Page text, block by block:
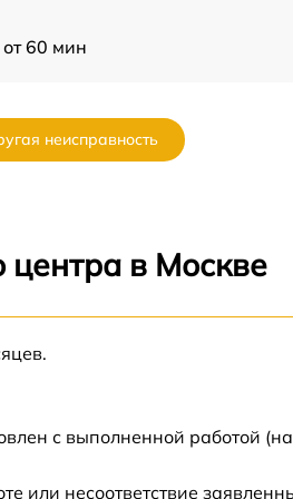
от 60 мин
от 60 мин
неисправность
центра в Москве
с выполненной работой
или несоответствие